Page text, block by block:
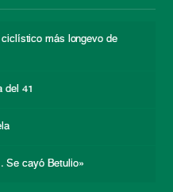
más longevo de
del 41
Se cayó Betulio»